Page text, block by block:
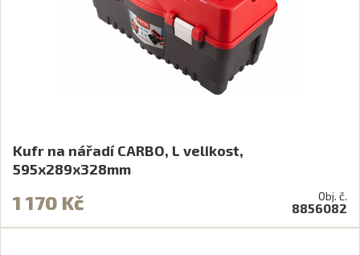
Kufr na nářadí CARBO, L velikost,
595x289x328mm
1 170 Kč Obj. č.
8856082